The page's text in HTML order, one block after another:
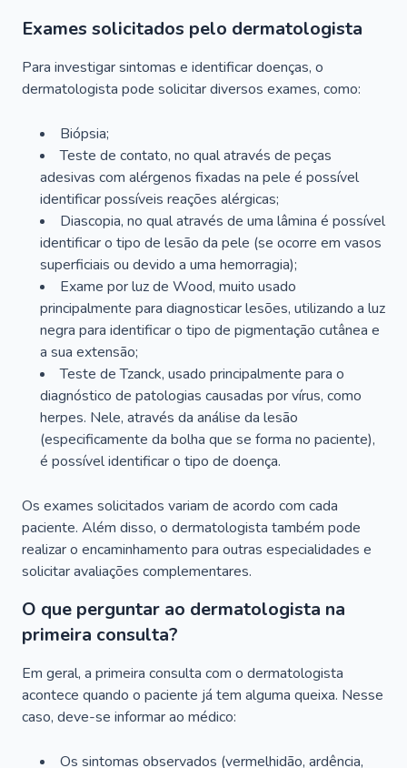
Exames solicitados pelo dermatologista
Para investigar sintomas e identificar doenças, o
dermatologista pode solicitar diversos exames, como:
Biópsia;
Teste de contato, no qual através de peças
adesivas com alérgenos fixadas na pele é possível
identificar possíveis reações alérgicas;
Diascopia, no qual através de uma lâmina é possível
identificar o tipo de lesão da pele (se ocorre em vasos
superficiais ou devido a uma hemorragia);
Exame por luz de Wood, muito usado
principalmente para diagnosticar lesões, utilizando a luz
negra para identificar o tipo de pigmentação cutânea e
a sua extensão;
Teste de Tzanck, usado principalmente para o
diagnóstico de patologias causadas por vírus, como
herpes. Nele, através da análise da lesão
(especificamente da bolha que se forma no paciente),
é possível identificar o tipo de doença.
Os exames solicitados variam de acordo com cada
paciente. Além disso, o dermatologista também pode
realizar o encaminhamento para outras especialidades e
solicitar avaliações complementares.
O que perguntar ao dermatologista na
primeira consulta?
Em geral, a primeira consulta com o dermatologista
acontece quando o paciente já tem alguma queixa. Nesse
caso, deve-se informar ao médico:
Os sintomas observados (vermelhidão, ardência,